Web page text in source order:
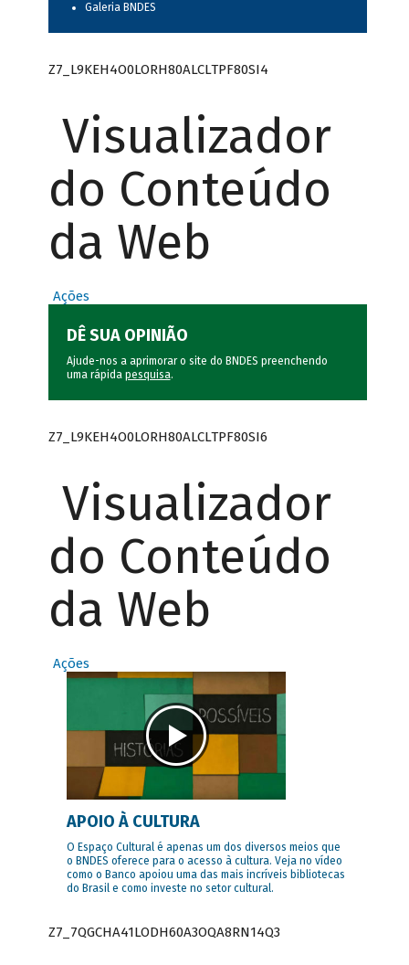
Galeria BNDES
Z7_L9KEH4O0LORH80ALCLTPF80SI4
Visualizador
do Conteúdo
da Web
Ações
DÊ SUA OPINIÃO
Ajude-nos a aprimorar o site do BNDES preenchendo
uma rápida pesquisa.
Z7_L9KEH4O0LORH80ALCLTPF80SI6
Visualizador
do Conteúdo
da Web
Ações
APOIO À CULTURA
O Espaço Cultural é apenas um dos diversos meios que
o BNDES oferece para o acesso à cultura. Veja no vídeo
como o Banco apoiou uma das mais incríveis bibliotecas
do Brasil e como investe no setor cultural.
Z7_7QGCHA41LODH60A3OQA8RN14Q3